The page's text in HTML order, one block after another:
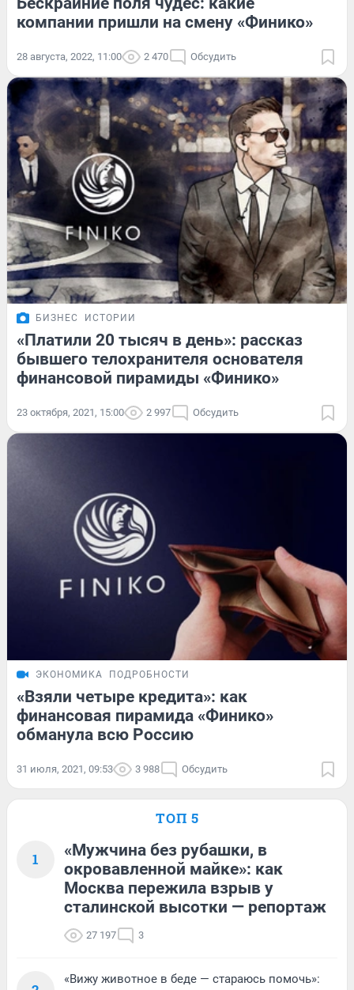
компании пришли на смену «Финико»
28 августа, 2022, 11:00 2 470 Обсудить
БИЗНЕС ИСТОРИИ
«Платили 20 тысяч в день»: рассказ
бывшего телохранителя основателя
финансовой пирамиды «Финико»
23 октября, 2021, 15:00 2 997 Обсудить
ЭКОНОМИКА ПОДРОБНОСТИ
«Взяли четыре кредита»: как
финансовая пирамида «Финико»
обманула всю Россию
31 июля, 2021, 09:53 3 988 Обсудить
ТОП 5
1
«Мужчина без рубашки, в
окровавленной майке»: как
Москва пережила взрыв у
сталинской высотки — репортаж
27 197 3
«Вижу животное в беде — стараюсь помочь»: